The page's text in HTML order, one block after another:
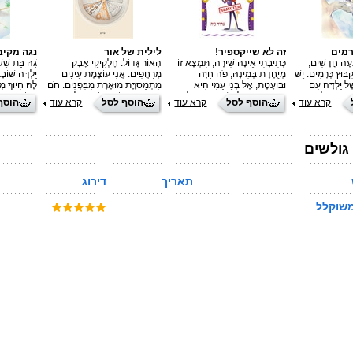
חֳדָשִׁים,
כְּרָמִים. יֵשׁ
יַלְדָּה עִם
וּמָלֵא
שֶׁאֶת שְׁמָהּ
קרא עוד
זה לא שייקספיר!
כְּתִיבָתִי אֵינָהּ שִׁירָה, תִּמְצָא זוֹ
מְיֻחֶדֶת בְּמִינָהּ, פֹּה חַיָּה
וּבוֹעֶטֶת, אֶל בְּנֵי עַמִּי הִיא
מְדַבֶּרֶת. מִכָּל אֲשֶׁר הוּא בְּלִבִּי,
כָּאן בִּכְתָב יוֹשֵׁב חָפְשִׁי. אָז שְׁבוּ
הוסף לסל קרא עוד
לילית של אור
הָאוֹר גָּדוֹל. חֶלְקִיקֵי אָבָק
מְרַחֲפִים. אֲנִי עוֹצֶמֶת עֵינַיִם
מִתְמַסרֶֶּת מוּאֶרֶת מִבִּפְנִים. חֹם
חוֹרֵךְ אֶת עוֹרִי, חוֹדֵר אֶל נָקִיק
חָבוּי. כֻּלִּי שִׂמְחָה. אֲנִי הוֹפֶכֶת
הוסף לסל קרא עוד
נגה
ֹגַהּ בַּת
יַלְדָּה
לָהּ חִיּוּךְ
גֻּמּוֹת,
תאריך דירוג
משוקלל